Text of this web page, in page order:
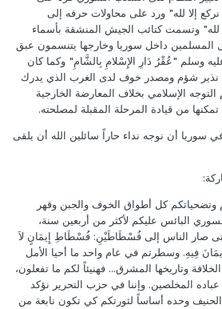
إلا لله" ورد على محاولات حرفه إلى
لله" وتسمت كتائب الجيش المنشقة بأسماء
المسلمين داخل سوريا وخارجها يتنسمون عبق
وسلم "عُقْرُ دَارِ الإِسْلامِ بِالشَّامِ" وكما كان
نذير شؤم ومصدر خوف لدى الغرب الذي يدرك
الإسلامي بخلاف المعارضة الخارجية
تمكنها من قيادة المرحلة المقبلة لمصلحته.
أن نوجه نداء حاراً سائلين الله أن يلقى
كل أطواق الخوف والجبن وقهر
البائس عليكم لأكثر من أربعين سنة،
صار الناس إلى فُسْطَاطَيْنِ: فُسْطَاطِ إِيمَانٍ لاَ
فِيهِ. وسطرتم في عام واحد ما أحيا الأمل
وتاريخها المشرق... فهنيئاً لكم ما تفعلون،
المخلصين. وإننا في حزب التحرير نؤكد
وحده أساساً لثورتكم كي تكون نابعة من